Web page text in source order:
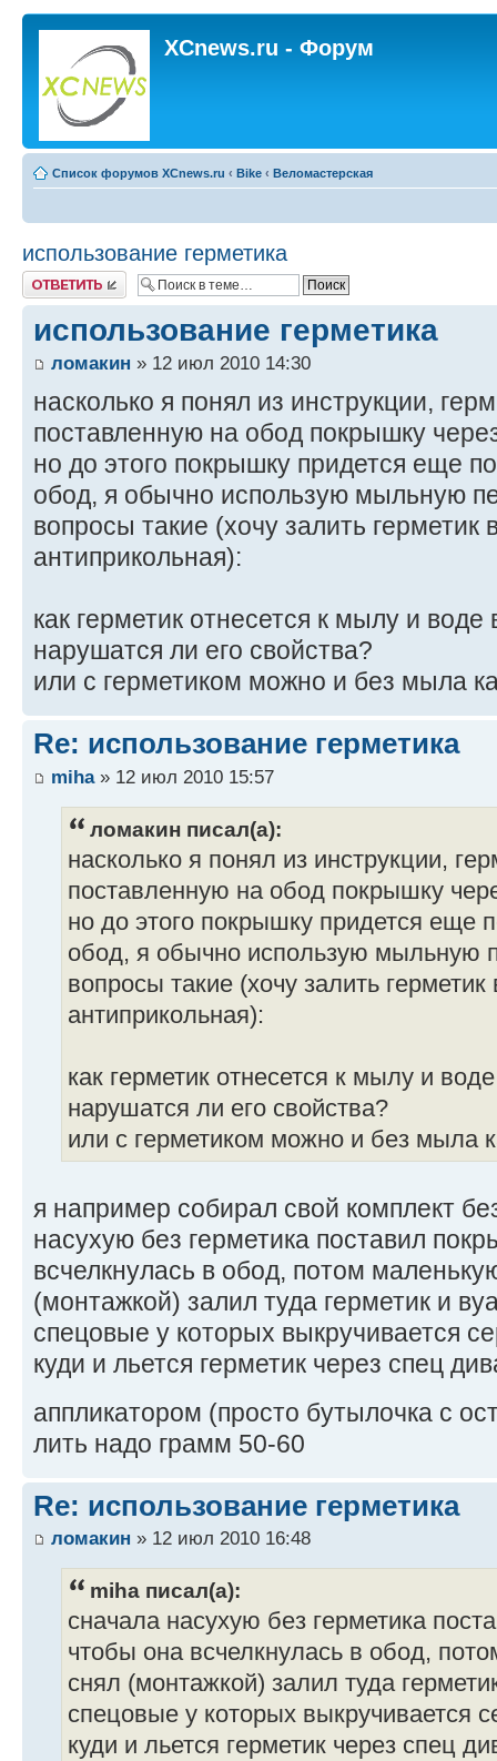
XCnews.ru - Форум
Список форумов XCnews.ru ‹ Bike ‹ Веломастерская
использование герметика
Ответить
использование герметика
ломакин » 12 июл 2010 14:30
насколько я понял из инструкции,
поставленную на обод покрышку
но до этого покрышку придется еще
обод, я обычно использую мыльную
вопросы такие (хочу залить герметик
антиприкольная):
как герметик отнесется к мылу и
нарушатся ли его свойства?
или с герметиком можно и без мыла
Re: использование герметика
miha» 12 июл 2010 15:57
ломакин писал(а):
насколько я понял из инструкции,
поставленную на обод покрышку
но до этого покрышку придется еще
обод, я обычно использую мыльную
вопросы такие (хочу залить
антиприкольная):
как герметик отнесется к мылу и
нарушатся ли его свойства?
или с герметиком можно и без мыла
я например собирал свой комплект
насухую без герметика поставил
всчелкнулась в обод, потом
(монтажкой) залил туда герметик и
спецовые у которых выкручивается
куди и льется герметик через спец
аппликатором (просто бутылочка с
лить надо грамм 50-60
Re: использование герметика
ломакин » 12 июл 2010 16:48
miha писал(а):
сначала насухую без герметика
чтобы она всчелкнулась в обод,
снял (монтажкой) залил туда
спецовые у которых выкручивается
куди и льется герметик через спец